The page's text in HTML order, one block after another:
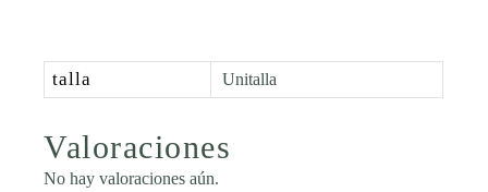
talla Unitalla
Valoraciones
No hay valoraciones aún.